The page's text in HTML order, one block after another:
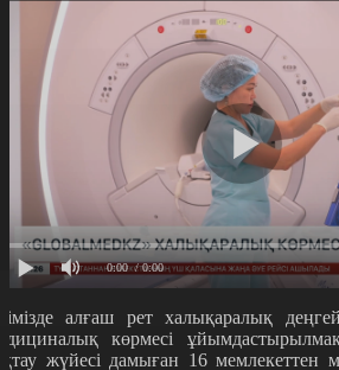
0:00 / 0:00
алғаш рет халықаралық
көрмесі
жүйесі дамыған 16 мемлекеттен